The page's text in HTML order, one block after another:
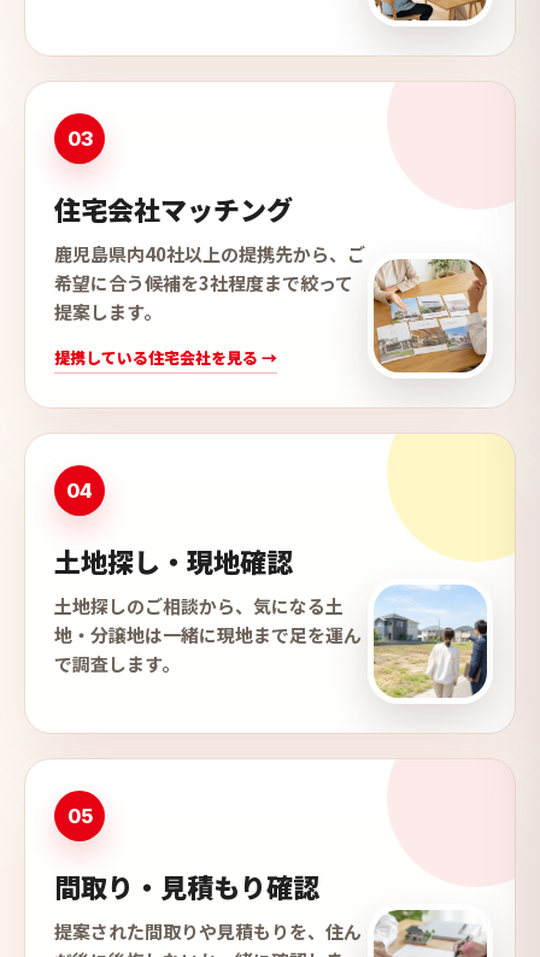
03
住宅会社マッチング
鹿児島県内40社以上の提携先から、ご
希望に合う候補を3社程度まで絞って
提案します。
提携している住宅会社を見る →
04
土地探し・現地確認
土地探しのご相談から、気になる土
地・分譲地は一緒に現地まで足を運ん
で調査します。
05
間取り・見積もり確認
提案された間取りや見積もりを、住ん